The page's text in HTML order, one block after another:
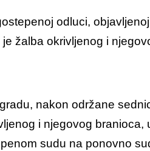
odluci,
žalba okrivljenog i
nakon održane
i njegovog branioca,
sudu na ponovno